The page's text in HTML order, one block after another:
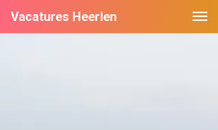
Vacatures Heerlen
Vacatures per bedrijf in Heerlen